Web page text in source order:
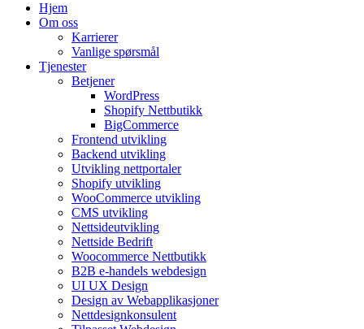
Hjem
Om oss
Karrierer
Vanlige spørsmål
Tjenester
Betjener
WordPress
Shopify Nettbutikk
BigCommerce
Frontend utvikling
Backend utvikling
Utvikling nettportaler
Shopify utvikling
WooCommerce utvikling
CMS utvikling
Nettsideutvikling
Nettside Bedrift
Woocommerce Nettbutikk
B2B e-handels webdesign
UI UX Design
Design av Webapplikasjoner
Nettdesignkonsulent